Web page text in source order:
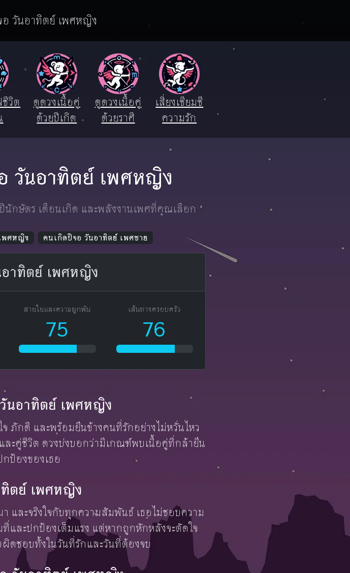
อ วันอาทิตย์ เพศหญิง
วิต
ดูดวงเนื้อคู่
ด้วยปีเกิด
ดูดวงเนื้อคู่
ด้วยราศี
เสี่ยงเซียมซี
ความรัก
วันอาทิตย์ เพศหญิง
นักษัตร เดือนเกิด และพลังงานเพศที่คุณเลือก
พศหญิง คนเกิดปีจอ วันอาทิตย์ เพศชาย
าทิตย์ เพศหญิง
สายใยและความผูกพัน
75
เส้นทางครอบครัว
76
นอาทิตย์ เพศหญิง
ภักดี และพร้อมยืนข้างคนที่รักอย่างไม่หวั่นไหว
ละคู่ชีวิต ดวงบ่งบอกว่ามีเกณฑ์พบเนื้อคู่ที่กล้ายืน
กป้องของเธอ
ตย์ เพศหญิง
และจริงใจกับทุกความสัมพันธ์ เธอไม่ชอบความ
และปกป้องเต็มแรง แต่หากถูกหักหลังจะตัดใจ
ดชอบทั้งในวันที่รักและวันที่ต้องจบ